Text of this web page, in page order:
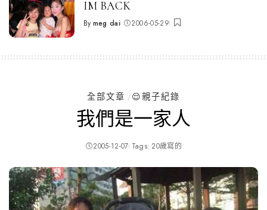
IM BACK
Posted
By meg dai 2006-05-29
全部文章 😌親子紀錄
我們是一家人
2005-12-07 Tags: 20歲寫的